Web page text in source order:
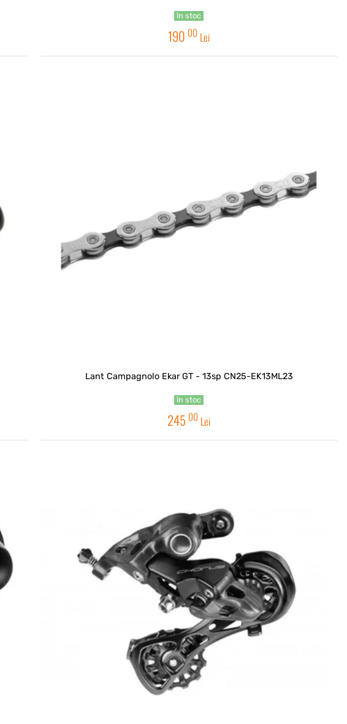
în stoc
190 00 Lei
Lant Campagnolo Ekar GT - 13sp CN25-EK13ML23
în stoc
245 00 Lei